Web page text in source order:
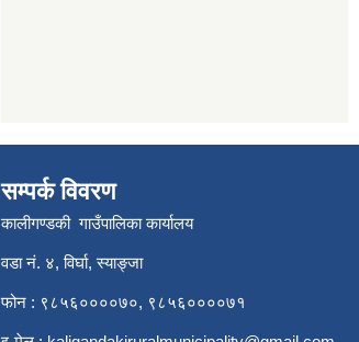
सम्पर्क विवरण
कालीगण्डकी गाउँपालिका कार्यालय
वडा नं. ४, विर्घा, स्याङ्जा
फोन : ९८५६००००७०, ९८५६००००७१